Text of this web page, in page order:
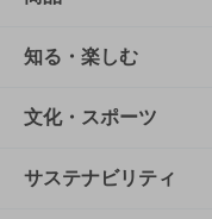
商品TOP
商品一覧
商品発売情報
知る・楽しむ
知る・楽しむTOP
キャンペーン
文化・スポーツ
文化・スポーツTOP
サステナビリティ